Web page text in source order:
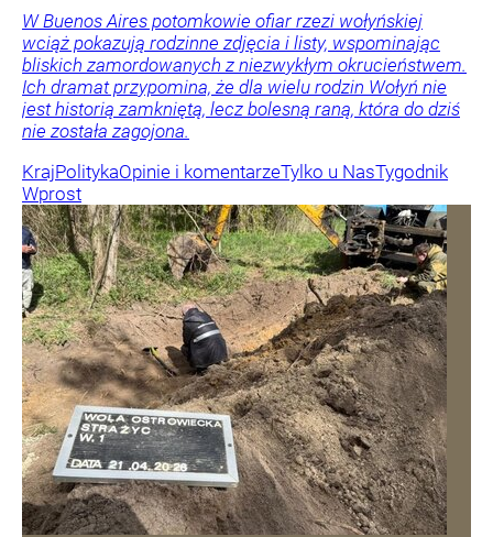
W Buenos Aires potomkowie ofiar rzezi wołyńskiej
wciąż pokazują rodzinne zdjęcia i listy, wspominając
bliskich zamordowanych z niezwykłym okrucieństwem.
Ich dramat przypomina, że dla wielu rodzin Wołyń nie
jest historią zamkniętą, lecz bolesną raną, która do dziś
nie została zagojona.
KrajPolitykaOpinie i komentarzeTylko u NasTygodnik
Wprost